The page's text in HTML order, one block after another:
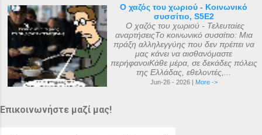
Ο χαζός του χωριού - Κοινωνικό
συσσίτιο, S5E2
Ο χαζός του χωριού - Τελευταίες
αναρτήσειςΤο κοινωνικό συσσίτιο: Μια
πράξη αλληλεγγύης που δεν πρέπει να
μας κάνει να αισθανόμαστε
περήφανοιΚάθε μέρα, σε δεκάδες πόλεις
της Ελλάδας, εθελοντές,...
Jun-26 - 2026 | More ->
Επικοινωνήστε μαζί μας!